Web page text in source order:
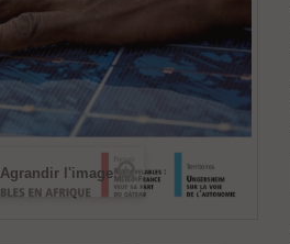
Agrandir l'image